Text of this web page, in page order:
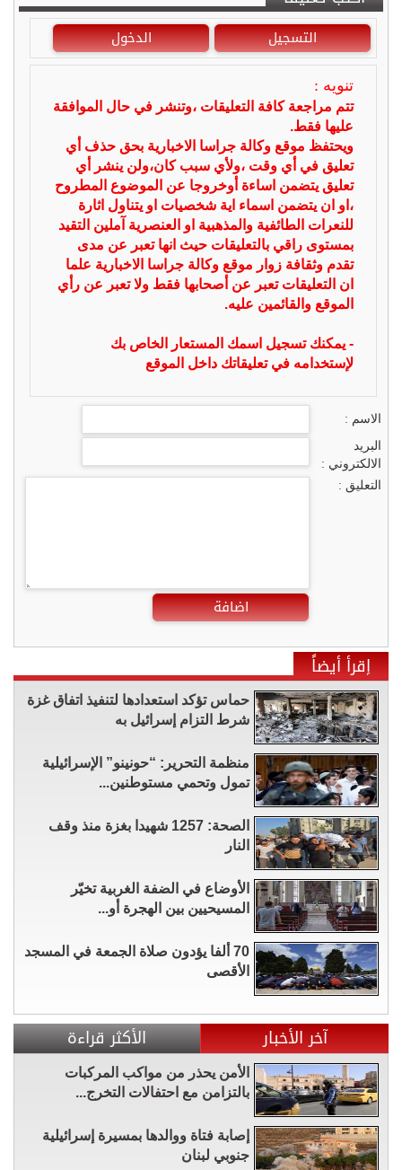
التسجيل الدخول
تنويه :
تتم مراجعة كافة التعليقات ،وتنشر في حال الموافقة
عليها فقط.
ويحتفظ موقع وكالة جراسا الاخبارية بحق حذف أي
تعليق في أي وقت ،ولأي سبب كان،ولن ينشر أي
تعليق يتضمن اساءة أوخروجا عن الموضوع المطروح
،او ان يتضمن اسماء اية شخصيات او يتناول اثارة
للنعرات الطائفية والمذهبية او العنصرية آملين التقيد
بمستوى راقي بالتعليقات حيث انها تعبر عن مدى
تقدم وثقافة زوار موقع وكالة جراسا الاخبارية علما
ان التعليقات تعبر عن أصحابها فقط ولا تعبر عن رأي
الموقع والقائمين عليه.
- يمكنك تسجيل اسمك المستعار الخاص بك
لإستخدامه في تعليقاتك داخل الموقع
الاسم :
البريد
الالكتروني :
التعليق :
اضافة
إقرأ أيضاً
حماس تؤكد استعدادها لتنفيذ اتفاق غزة
شرط التزام إسرائيل به
منظمة التحرير: “حونينو” الإسرائيلية
تمول وتحمي مستوطنين...
الصحة: 1257 شهيدا بغزة منذ وقف
النار
الأوضاع في الضفة الغربية تخيّر
المسيحيين بين الهجرة أو...
70 ألفا يؤدون صلاة الجمعة في المسجد
الأقصى
آخر الأخبار الأكثر قراءة
الأمن يحذر من مواكب المركبات
بالتزامن مع احتفالات التخرج...
إصابة فتاة ووالدها بمسيرة إسرائيلية
جنوبي لبنان